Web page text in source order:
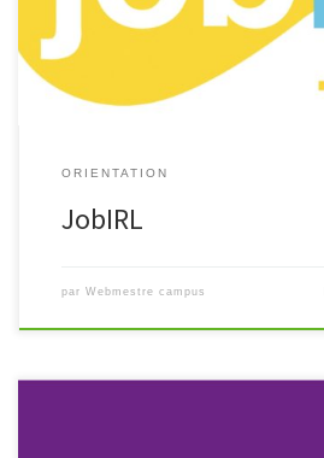
professionnels de tous […]
ORIENTATION
JobIRL
par Webmestre campus